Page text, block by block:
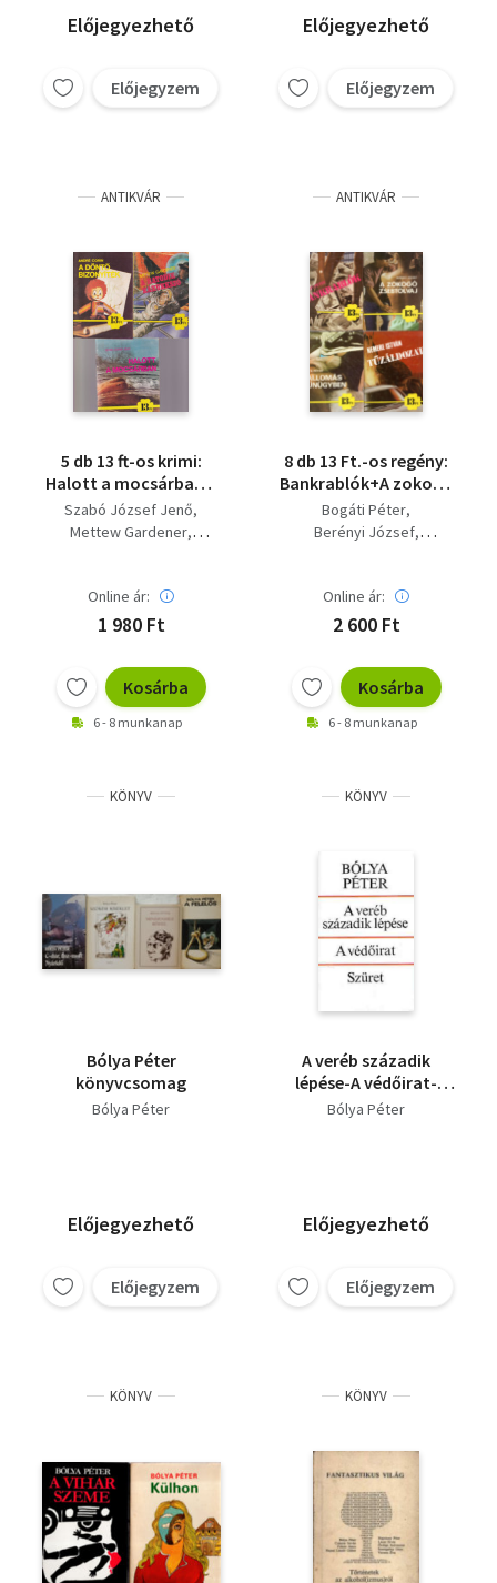
Előjegyezhető
Előjegyzem
Előjegyezhető
Előjegyzem
ANTIKVÁR
5 db 13 ft-os krimi:
Halott a mocsárban +
A hatodik kakukkszó +
A döntő bizonyíték +
ügyvédet !
Szabó József Jenő
Mettew Gardener
Online ár:
1 980 Ft
Kosárba
6 - 8 munkanap
ANTIKVÁR
8 db 13 Ft.-os regény:
Bankrablók+A zokogó
zsebtolvaj+Vallomás
kommandó+Ki van a
matracban?
Bogáti Péter
Berényi József
Online ár:
2 600 Ft
Kosárba
6 - 8 munkanap
KÖNYV
Bólya Péter
könyvcsomag
Bólya Péter
Előjegyezhető
Előjegyzem
KÖNYV
A veréb századik
lépése-A védőirat-
Szüret (dedikált)
Bólya Péter
Előjegyezhető
Előjegyzem
KÖNYV KÖNYV